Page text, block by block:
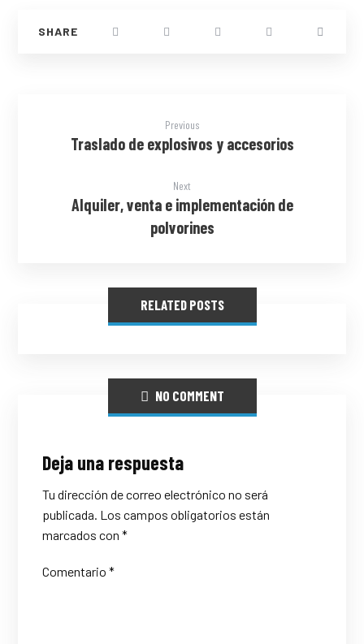
Previous
Traslado de explosivos y accesorios
Next
Alquiler, venta e implementación de
polvorines
RELATED POSTS
NO COMMENT
Deja una respuesta
Tu dirección de correo electrónico no será
publicada. Los campos obligatorios están
marcados con*
Comentario*